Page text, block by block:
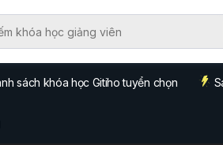
sách khóa học Gitiho tuyển chọn